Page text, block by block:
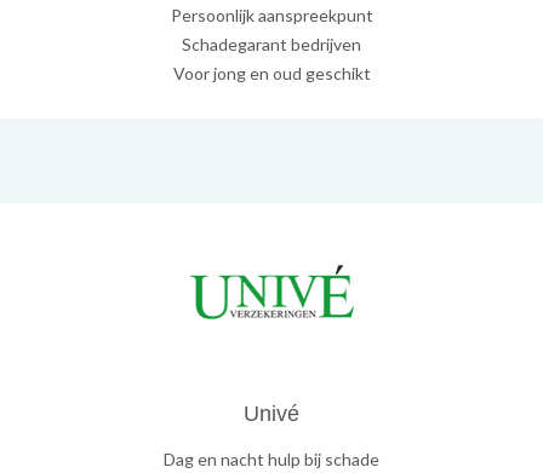
Persoonlijk aanspreekpunt
Schadegarant bedrijven
Voor jong en oud geschikt
Univé
Dag en nacht hulp bij schade